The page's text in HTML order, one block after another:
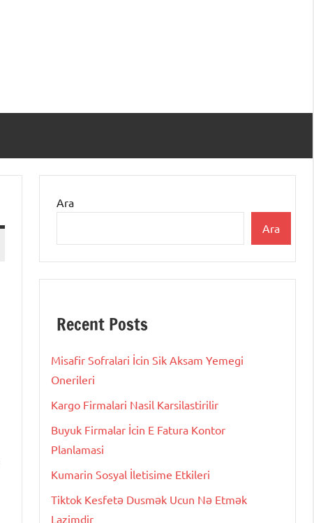
Ara
Ara
Recent Posts
Misafir Sofralari İcin Sik Aksam Yemegi
Onerileri
Kargo Firmalari Nasil Karsilastirilir
Buyuk Firmalar İcin E Fatura Kontor
Planlamasi
Kumarin Sosyal İletisime Etkileri
Tiktok Kesfetə Dusmək Ucun Nə Etmək
Lazimdir